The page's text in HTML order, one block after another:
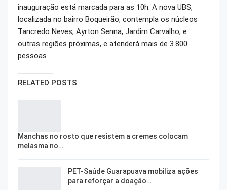
inauguração está marcada para as 10h. A nova UBS,
localizada no bairro Boqueirão, contempla os núcleos
Tancredo Neves, Ayrton Senna, Jardim Carvalho, e
outras regiões próximas, e atenderá mais de 3.800
pessoas.
RELATED POSTS
Manchas no rosto que resistem a cremes colocam
melasma no…
PET-Saúde Guarapuava mobiliza ações
para reforçar a doação…